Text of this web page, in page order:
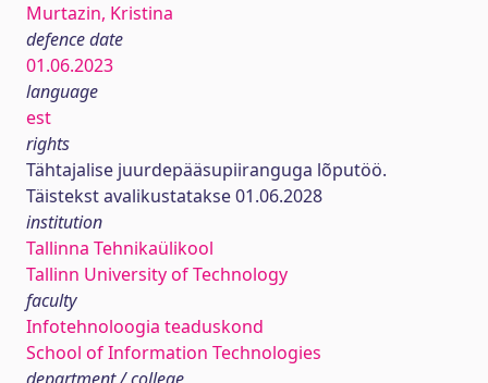
Murtazin, Kristina
defence date
01.06.2023
language
est
rights
Tähtajalise juurdepääsupiiranguga lõputöö.
Täistekst avalikustatakse 01.06.2028
institution
Tallinna Tehnikaülikool
Tallinn University of Technology
faculty
Infotehnoloogia teaduskond
School of Information Technologies